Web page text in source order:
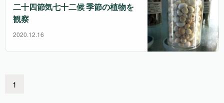
二十四節気七十二候 季節の植物を
観察
2020.12.16
1